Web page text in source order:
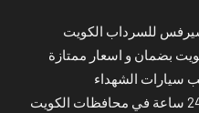
للسرداب الكويت
بضمان و اسعار ممتازة
سيارات الشهداء